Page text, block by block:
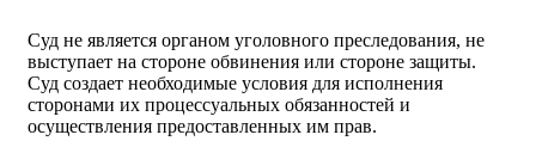
Суд не является органом уголовного преследования, не
выступает на стороне обвинения или стороне защиты.
Суд создает необходимые условия для исполнения
сторонами их процессуальных обязанностей и
осуществления предоставленных им прав.